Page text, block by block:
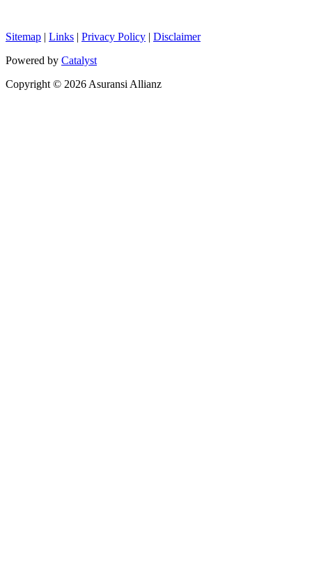
Sitemap | Links | Privacy Policy | Disclaimer
Powered by Catalyst
Copyright © 2026 Asuransi Allianz